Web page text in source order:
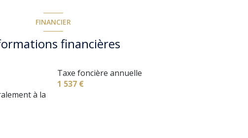
arboré
FINANCIER
financières
à la
Taxe foncière annuelle
1 537 €